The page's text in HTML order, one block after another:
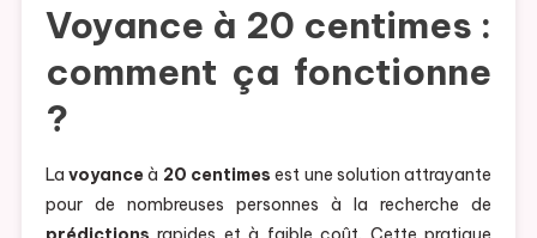
Voyance à 20 centimes :
comment ça fonctionne
?
Lavoyanceà 20 centimes est une solution attrayante
pour de nombreuses personnes à la recherche de